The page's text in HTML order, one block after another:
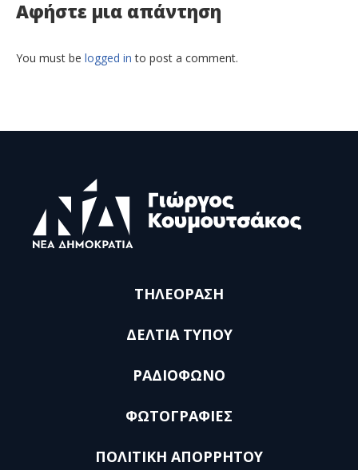
Αφήστε μια απάντηση
You must be logged in to post a comment.
ΤΗΛΕΟΡΑΣΗ
ΔΕΛΤΙΑ ΤΥΠΟΥ
ΡΑΔΙΟΦΩΝΟ
ΦΩΤΟΓΡΑΦΙΕΣ
ΠΟΛΙΤΙΚΗ ΑΠΟΡΡΗΤΟΥ